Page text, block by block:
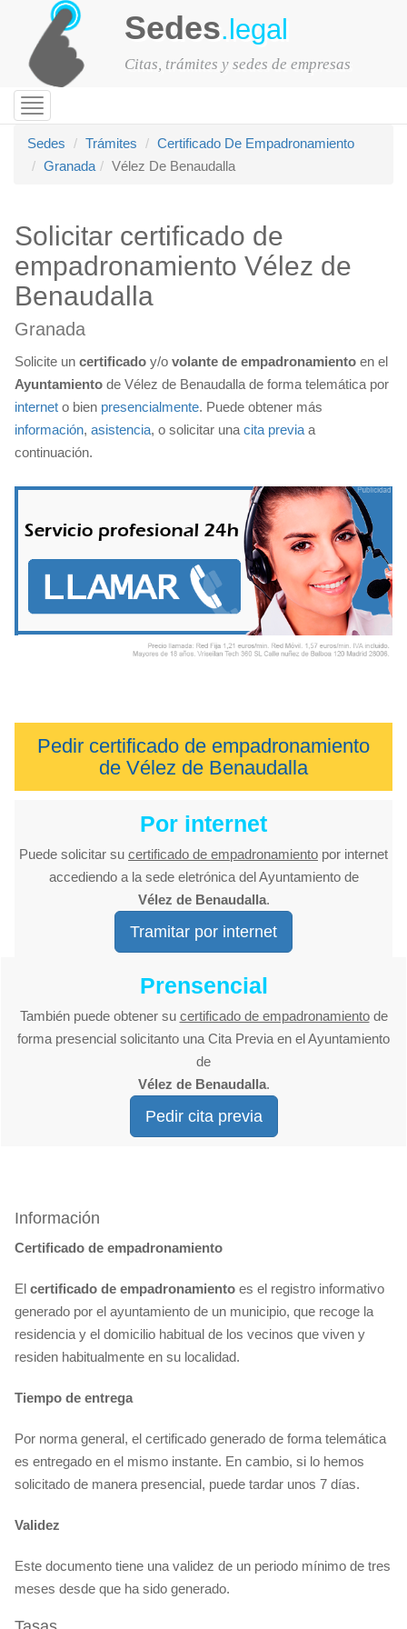
Sedes.legal
Citas, trámites y sedes de empresas
Toggle
navigation
Sedes
Trámites
Certificado De Empadronamiento
Granada
Vélez De Benaudalla
Solicitar certificado de
empadronamiento Vélez de
Benaudalla
Granada
Solicite un certificado y/o volante de empadronamiento en el
Ayuntamiento de Vélez de Benaudalla de forma telemática por
internet o bien presencialmente. Puede obtener más
información, asistencia, o solicitar una cita previa a
continuación.
Pedir certificado de empadronamiento
de Vélez de Benaudalla
Por internet
Puede solicitar su certificado de empadronamiento por internet
accediendo a la sede eletrónica del Ayuntamiento de
Vélez de Benaudalla.
Tramitar por internet
Prensencial
También puede obtener su certificado de empadronamientode
forma presencial solicitanto una Cita Previa en el Ayuntamiento
de
Vélez de Benaudalla.
Pedir cita previa
Información
Certificado de empadronamiento
El certificado de empadronamiento es el registro informativo
generado por el ayuntamiento de un municipio, que recoge la
residencia y el domicilio habitual de los vecinos que viven y
residen habitualmente en su localidad.
Tiempo de entrega
Por norma general, el certificado generado de forma telemática
es entregado en el mismo instante. En cambio, si lo hemos
solicitado de manera presencial, puede tardar unos 7 días.
Validez
Este documento tiene una validez de un periodo mínimo de tres
meses desde que ha sido generado.